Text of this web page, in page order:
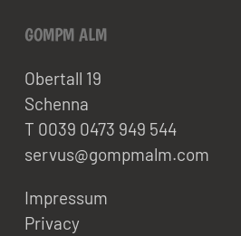
GOMPM ALM
Obertall 19
Schenna
T 0039 0473 949 544
servus@gompmalm.com
Impressum
Privacy